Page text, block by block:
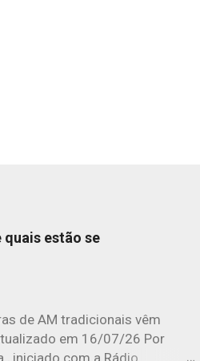
quais estão se
de AM tradicionais vêm
em 16/07/26 Por
, iniciado com a Rádio